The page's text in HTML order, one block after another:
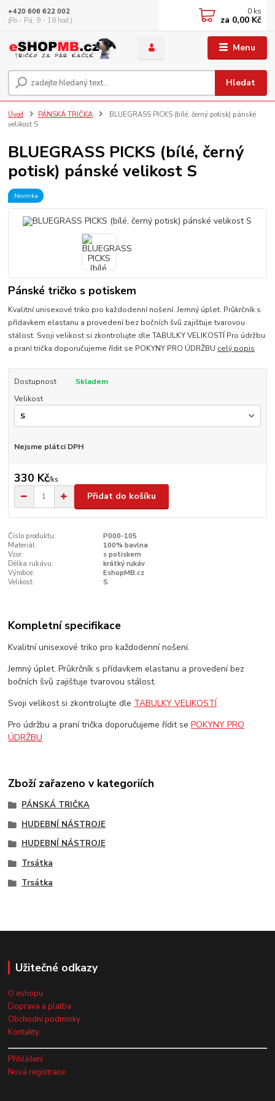
Menu
Hledat
+420 606 622 002
(Po - Pá, 9 - 18 hod.)
0 ks
za 0,00 Kč
Úvod PÁNSKÁ TRIČKA
BLUEGRASS PICKS (bílé, černý potisk) pánské
velikost S
BLUEGRASS PICKS (bílé, černý
potisk) pánské velikost S
Novinka
Pánské tričko s potiskem
Kvalitní unisexové triko pro každodenní nošení. Jemný úplet. Průkrčník s
přídavkem elastanu a provedení bez bočních švů zajišťuje tvarovou
stálost. Svoji velikost si zkontrolujte dle TABULKY VELIKOSTÍ Pro údržbu
a praní trička doporučujeme řídit se POKYNY PRO ÚDRŽBU celý popis
Dostupnost
Skladem
Velikost
Nejsme plátci DPH
330 Kč/ks
Přidat do košíku
Číslo produktu:
P000-105
Materiál:
100% bavlna
Vzor:
s potiskem
Délka rukávu:
krátký rukáv
Výrobce:
EshopMB.cz
Velikost:
S
Kompletní specifikace
Kvalitní unisexové triko pro každodenní nošení.
Jemný úplet. Průkrčník s přídavkem elastanu a provedení bez
bočních švů zajišťuje tvarovou stálost.
Svoji velikost si zkontrolujte dle TABULKY VELIKOSTÍ
Pro údržbu a praní trička doporučujeme řídit sePOKYNY PRO
ÚDRŽBU
Zboží zařazeno v kategoriích
PÁNSKÁ TRIČKA
HUDEBNÍ NÁSTROJE
HUDEBNÍ NÁSTROJE
Trsátka
Trsátka
Užitečné odkazy
O eshopu
Doprava a platba
Obchodní podmínky
Kontakty
Přihlášení
Nová registrace